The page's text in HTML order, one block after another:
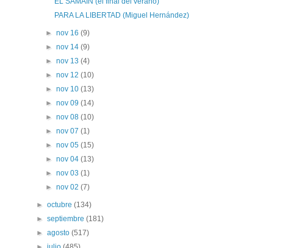
PARA LA LIBERTAD (Miguel Hernández)
► nov 16 (9)
► nov 14 (9)
► nov 13 (4)
► nov 12 (10)
► nov 10 (13)
► nov 09 (14)
► nov 08 (10)
► nov 07 (1)
► nov 05 (15)
► nov 04 (13)
► nov 03 (1)
► nov 02 (7)
►octubre(134)
►septiembre(181)
►agosto(517)